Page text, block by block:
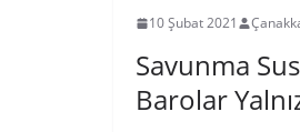
10 Şubat 2021
Savunma
Barolar